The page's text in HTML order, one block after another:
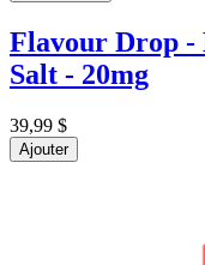
Flavour Drop -
Salt - 20mg
39,99 $
Ajouter